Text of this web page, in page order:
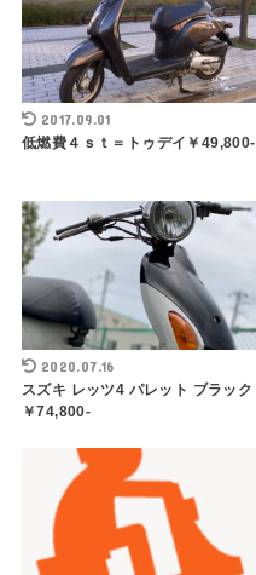
2017.09.01
低燃費４ｓｔ＝トゥデイ￥49,800-
2020.07.16
スズキ レッツ4 パレット ブラック
￥74,800-